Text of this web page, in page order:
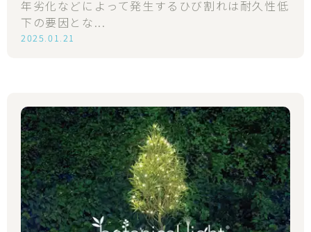
年劣化などによって発生するひび割れは耐久性低
下の要因とな...
2025.01.21